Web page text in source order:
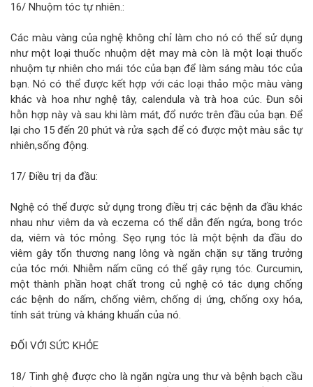
16/ Nhuộm tóc tự nhiên.:
Các màu vàng của nghệ không chỉ làm cho nó có thể sử dụng
như một loại thuốc nhuộm dệt may mà còn là một loại thuốc
nhuộm tự nhiên cho mái tóc của bạn để làm sáng màu tóc của
bạn. Nó có thể được kết hợp với các loại thảo mộc màu vàng
khác và hoa như nghệ tây, calendula và trà hoa cúc. Đun sôi
hỗn hợp này và sau khi làm mát, đổ nước trên đầu của bạn. Để
lại cho 15 đến 20 phút và rửa sạch để có được một màu sắc tự
nhiên,sống động.
17/ Điều trị da đầu:
Nghệ có thể được sử dụng trong điều trị các bệnh da đầu khác
nhau như viêm da và eczema có thể dẫn đến ngứa, bong tróc
da, viêm và tóc mỏng. Sẹo rụng tóc là một bệnh da đầu do
viêm gây tổn thương nang lông và ngăn chặn sự tăng trưởng
của tóc mới. Nhiễm nấm cũng có thể gây rụng tóc. Curcumin,
một thành phần hoạt chất trong củ nghệ có tác dụng chống
các bệnh do nấm, chống viêm, chống dị ứng, chống oxy hóa,
tính sát trùng và kháng khuẩn của nó.
ĐỐI VỚI SỨC KHỎE
18/ Tinh ghệ được cho là ngăn ngừa ung thư và bệnh bạch cầu